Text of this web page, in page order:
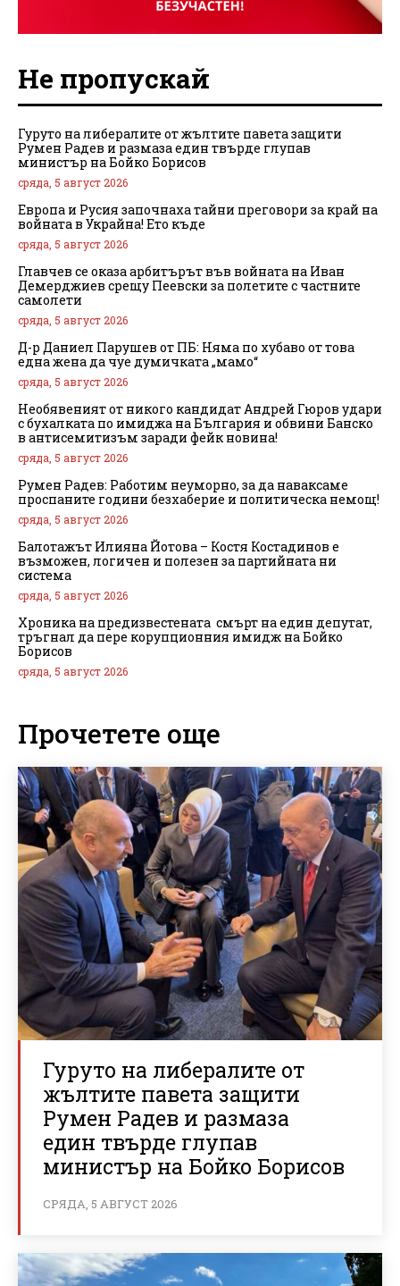
Не пропускай
Гуруто на либералите от жълтите павета защити
Румен Радев и размаза един твърде глупав
министър на Бойко Борисов
сряда, 5 август 2026
Европа и Русия започнаха тайни преговори за край на
войната в Украйна! Ето къде
сряда, 5 август 2026
Главчев се оказа арбитърът във войната на Иван
Демерджиев срещу Пеевски за полетите с частните
самолети
сряда, 5 август 2026
Д-р Даниел Парушев от ПБ: Няма по хубаво от това
една жена да чуе думичката „мамо“
сряда, 5 август 2026
Необявеният от никого кандидат Андрей Гюров удари
с бухалката по имиджа на България и обвини Банско
в антисемитизъм заради фейк новина!
сряда, 5 август 2026
Румен Радев: Работим неуморно, за да наваксаме
проспаните години безхаберие и политическа немощ!
сряда, 5 август 2026
Балотажът Илияна Йотова – Костя Костадинов е
възможен, логичен и полезен за партийната ни
система
сряда, 5 август 2026
Хроника на предизвестената смърт на един депутат,
тръгнал да пере корупционния имидж на Бойко
Борисов
сряда, 5 август 2026
Прочетете още
Гуруто на либералите от
жълтите павета защити
Румен Радев и размаза
един твърде глупав
министър на Бойко Борисов
СРЯДА, 5 АВГУСТ 2026